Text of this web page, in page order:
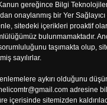
gereğince Bilgi
onaylanmış bir Yer
sitedeki içerikleri proaktif
bulunmamaktadır.
taşımakta olup,
sayılırlar.
aykırı olduğunu
adresine
içerisinde sitemizden